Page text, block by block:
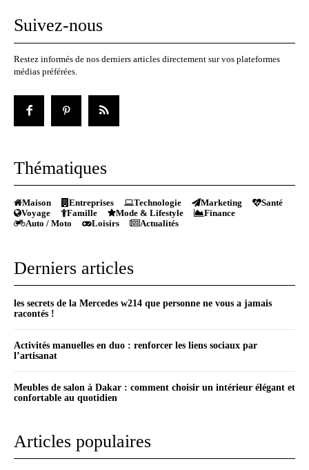
Suivez-nous
Restez informés de nos derniers articles directement sur vos plateformes
médias préférées.
Thématiques
Maison Entreprises Technologie Marketing
Santé
Voyage
Famille Mode & Lifestyle
Finance
Auto / Moto
Loisirs Actualités
Derniers articles
les secrets de la Mercedes w214 que personne ne vous a jamais
racontés !
Activités manuelles en duo : renforcer les liens sociaux par
l’artisanat
Meubles de salon à Dakar : comment choisir un intérieur élégant et
confortable au quotidien
Articles populaires